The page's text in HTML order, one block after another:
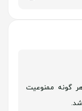
گونه ممنوعیت